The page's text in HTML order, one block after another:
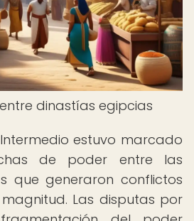
dinastías egipcias
estuvo marcado
de poder entre las
que generaron conflictos
Las disputas por